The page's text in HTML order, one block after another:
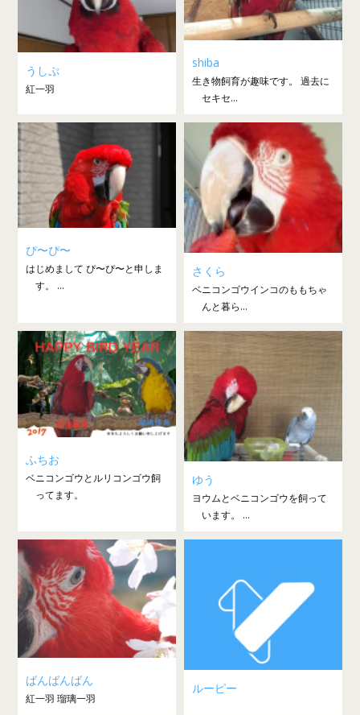
うしぷ
紅一羽
shiba
生き物飼育が趣味です。 過去に
セキセ...
ぴ〜ぴ〜
はじめまして ぴ〜ぴ〜と申しま
す。 ...
さくら
ベニコンゴウインコのももちゃ
んと暮ら...
ふちお
ベニコンゴウとルリコンゴウ飼
ってます。
ゆう
ヨウムとベニコンゴウを飼って
います。 ...
ばんばんばん
紅一羽 瑠璃一羽
ルーピー